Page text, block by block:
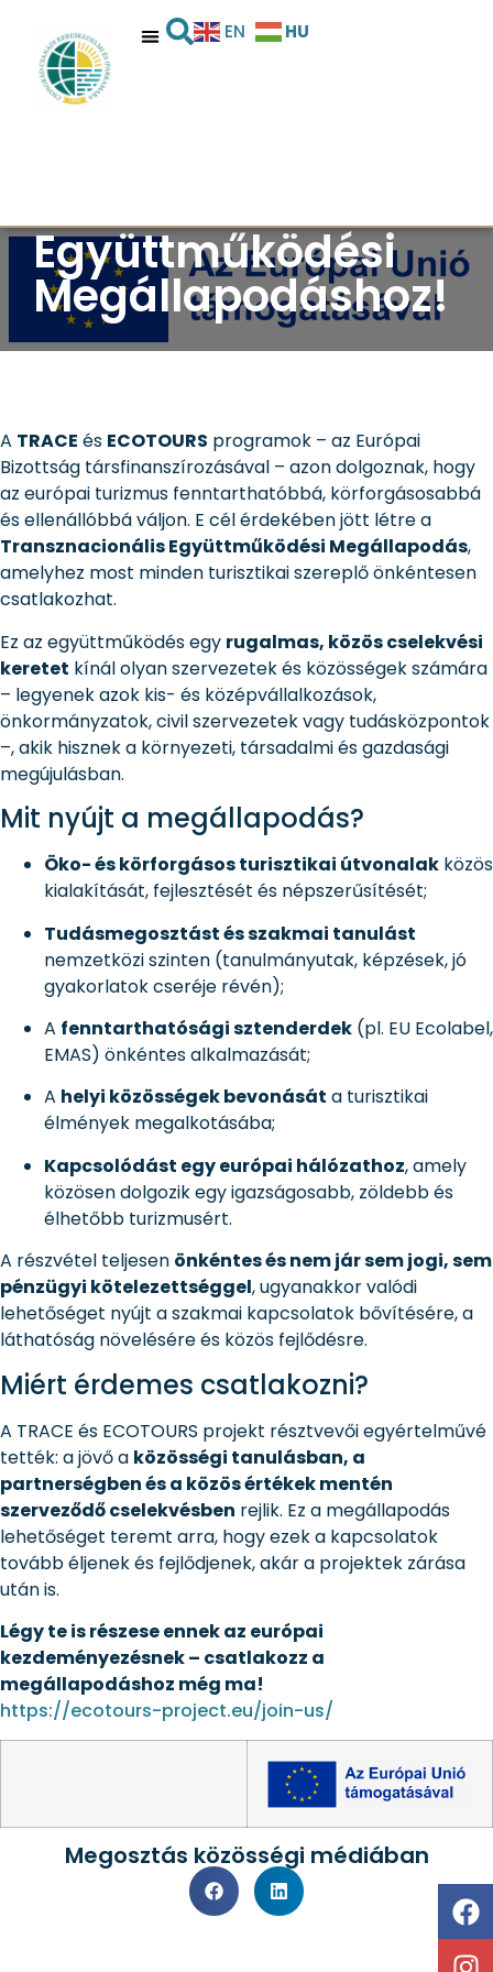
EN HU
Közösen a
fenntartható
turizmusért –
Transznacionális
Együttműködési
Megállapodáshoz!
A TRACE és ECOTOURS programok – az Európai
Bizottság társfinanszírozásával – azon dolgoznak, hogy
az európai turizmus fenntarthatóbbá, körforgásosabbá
és ellenállóbbá váljon. E cél érdekében jött létre a
Transznacionális Együttműködési Megállapodás,
amelyhez most minden turisztikai szereplő önkéntesen
csatlakozhat.
Ez az együttműködés egy rugalmas, közös cselekvési
keretet kínál olyan szervezetek és közösségek számára
– legyenek azok kis- és középvállalkozások,
önkormányzatok, civil szervezetek vagy tudásközpontok
–, akik hisznek a környezeti, társadalmi és gazdasági
megújulásban.
Mit nyújt a megállapodás?
Öko- és körforgásos turisztikai útvonalak közös
kialakítását, fejlesztését és népszerűsítését;
Tudásmegosztást és szakmai tanulást
nemzetközi szinten (tanulmányutak, képzések, jó
gyakorlatok cseréje révén);
A fenntarthatósági sztenderdek (pl. EU Ecolabel,
EMAS) önkéntes alkalmazását;
A helyi közösségek bevonását a turisztikai
élmények megalkotásába;
Kapcsolódást egy európai hálózathoz, amely
közösen dolgozik egy igazságosabb, zöldebb és
élhetőbb turizmusért.
A részvétel teljesen önkéntes és nem jár sem jogi, sem
pénzügyi kötelezettséggel, ugyanakkor valódi
lehetőséget nyújt a szakmai kapcsolatok bővítésére, a
láthatóság növelésére és közös fejlődésre.
Miért érdemes csatlakozni?
A TRACE és ECOTOURS projekt résztvevői egyértelművé
tették: a jövő a közösségi tanulásban, a
partnerségben és a közös értékek mentén
szerveződő cselekvésben rejlik. Ez a megállapodás
lehetőséget teremt arra, hogy ezek a kapcsolatok
tovább éljenek és fejlődjenek, akár a projektek zárása
után is.
Légy te is részese ennek az európai
kezdeményezésnek – csatlakozz a
megállapodáshoz még ma!
https://ecotours-project.eu/join-us/
Megosztás közösségi médiában